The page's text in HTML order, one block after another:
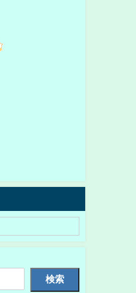
検索